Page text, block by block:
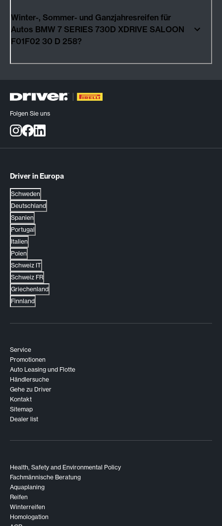
Winter-, Sommer- und Ganzjahresreifen für
Autos BMW 7 SERIES 730D XDRIVE SALOON
F01F02 30 D 258?
Folgen Sie uns
Driver in Europa
Schweden
Deutschland
Spanien
Portugal
Italien
Polen
Schweiz IT
Schweiz FR
Griechenland
Finnland
Service
Promotionen
Auto Leasing und Flotte
Händlersuche
Gehe zu Driver
Kontakt
Sitemap
Dealer list
Health, Safety and Environmental Policy
Fachmännische Beratung
Aquaplaning
Reifen
Winterreifen
Homologation